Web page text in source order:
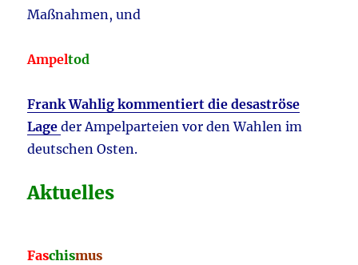
Maßnahmen, und
Ampeltod
Frank Wahlig kommentiert die desaströse
Lage der Ampelparteien vor den Wahlen im
deutschen Osten.
Aktuelles
Faschismus